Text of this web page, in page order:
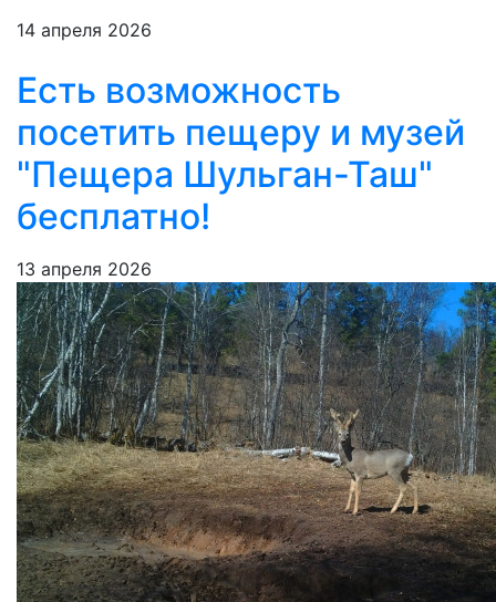
14 апреля 2026
Есть возможность
посетить пещеру и музей
"Пещера Шульган-Таш"
бесплатно!
13 апреля 2026